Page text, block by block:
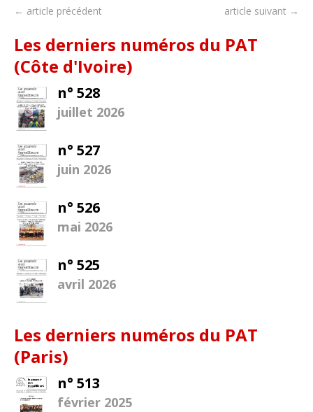
← article précédent article suivant →
Les derniers numéros du PAT
(Côte d'Ivoire)
n° 528
juillet 2026
n° 527
juin 2026
n° 526
mai 2026
n° 525
avril 2026
Les derniers numéros du PAT
(Paris)
n° 513
février 2025